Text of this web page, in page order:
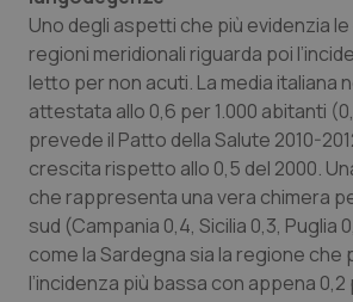
Uno degli aspetti che più evidenzia
regioni meridionali riguarda poi
letto per non acuti. La media italiana
attestata allo 0,6 per 1.000 abitanti
prevede il Patto della Salute 2010-
crescita rispetto allo 0,5 del 2000.
che rappresenta una vera chimera
sud (Campania 0,4, Sicilia 0,3, Puglia
come la Sardegna sia la regione che
l’incidenza più bassa con appena